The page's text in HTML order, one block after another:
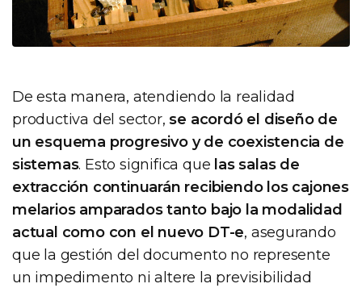
De esta manera, atendiendo la realidad
productiva del sector,se acordó el diseño de
un esquema progresivo y de coexistencia de
sistemas. Esto significa que las salas de
extracción continuarán recibiendo los cajones
melarios amparados tanto bajo la modalidad
actual como con el nuevo DT-e, asegurando
que la gestión del documento no represente
un impedimento ni altere la previsibilidad